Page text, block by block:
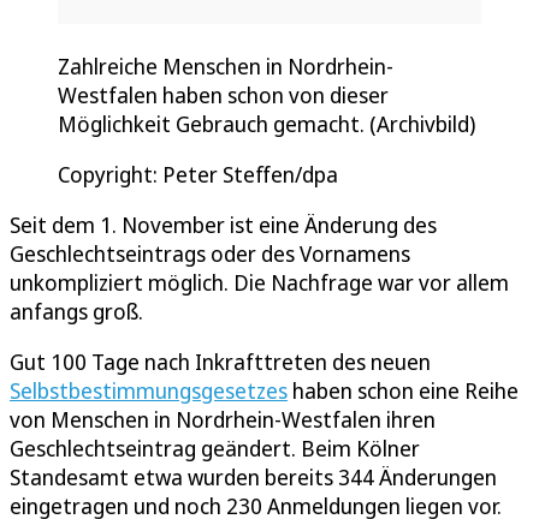
Zahlreiche Menschen in Nordrhein-
Westfalen haben schon von dieser
Möglichkeit Gebrauch gemacht. (Archivbild)
Copyright: Peter Steffen/dpa
Seit dem 1. November ist eine Änderung des
Geschlechtseintrags oder des Vornamens
unkompliziert möglich. Die Nachfrage war vor allem
anfangs groß.
Gut 100 Tage nach Inkrafttreten des neuen
Selbstbestimmungsgesetzes haben schon eine Reihe
von Menschen in Nordrhein-Westfalen ihren
Geschlechtseintrag geändert. Beim Kölner
Standesamt etwa wurden bereits 344 Änderungen
eingetragen und noch 230 Anmeldungen liegen vor.